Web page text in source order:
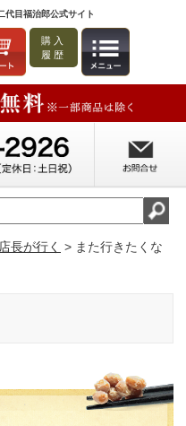
代目福治郎公式サイト
購入
履歴
店長が行く > また行きたくな